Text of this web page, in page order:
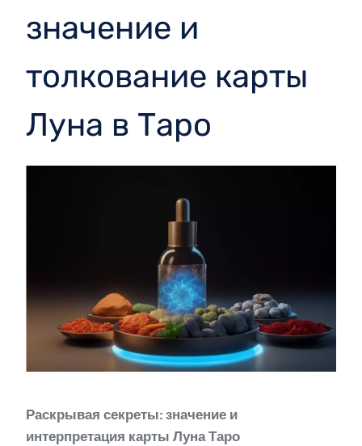
значение и
толкование карты
Луна в Таро
Раскрывая секреты: значение и
интерпретация карты Луна Таро